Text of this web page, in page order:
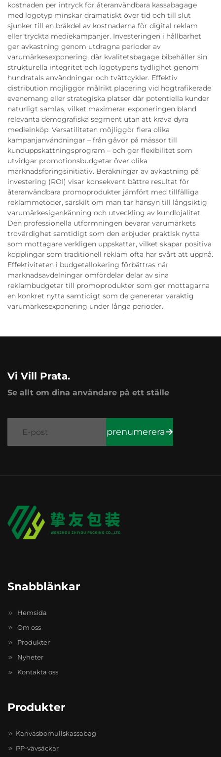
kostnaden per intryck för återanvändbara kassabagage
med logotyp minskar dramatiskt över tid och till slut
sjunker till en bråkdel av kostnaderna för digital reklam
eller tryckta mediekampanjer. Investeringen i hållbarhet
ger avkastning genom utdragna perioder av
varumärkesexponering, där kvalitetsbagage bibehåller sin
strukturella integritet och logotypens tydlighet genom
hundratals användningar och tvättcykler. Effektiv
distribution möjliggör målrikt placering vid högtrafikerade
evenemang eller strategiska platser där potentiella kunder
naturligt samlas, vilket maximerar exponeringen bland
relevanta demografiska segment utan att kräva dyra
medieinköp. Versatiliteten möjliggör flera olika
kampanjanvändningar – från gåvor på mässor till
kunduppskattningsprogram – och ger flexibilitet som
utvidgar promotionsbudgetar över olika
marknadsföringsinitiativ. Beräkningar av avkastning på
investering (ROI) visar konsekvent bättre resultat för
återanvändbara promoprodukter jämfört med tillfälliga
reklammetoder, särskilt om man tar hänsyn till långsiktig
varumärkesigenkänning och utveckling av kundlojalitet.
Den professionella utformningen bevarar varumärkets
trovärdighet samtidigt som den erbjuder praktisk nytta
som mottagare verkligen uppskattar, vilket skapar positiva
kopplingar som traditionell reklam ofta har svårt att uppnå.
Effektiviteten i budgetallokering förbättras när
marknadsavdelningar omfördelar delar av sina
reklambudgetar till promoprodukter som ger mottagarna
en konkret nytta samtidigt som de genererar varaktig
varumärkesexponering under långa perioder.
Vi Vill Prata.
Se allt om dina användare på ett ställe
prenumerera
Snabblänkar
Hemsida
Om oss
Produkter
Nyheter
Kontakta oss
Produkter
Kanvasbomullskassabag
PP-vävsäckar